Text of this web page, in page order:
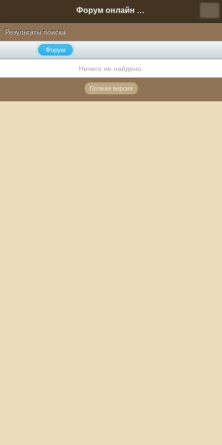
Форум онлайн игры "Новая Эра" (Нюра Биз)
Результаты поиска
Форум
Ничего не найдено.
Полная версия